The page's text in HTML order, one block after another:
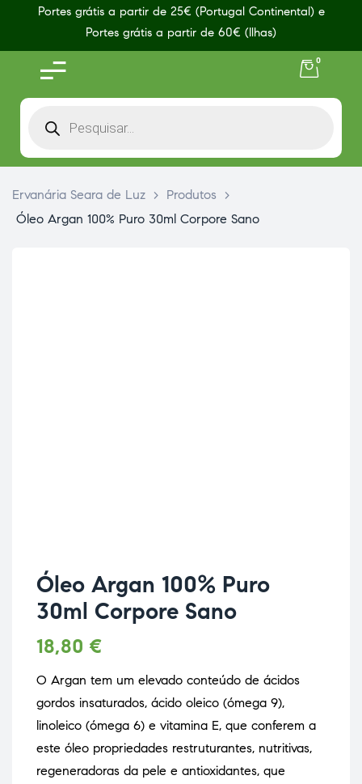
Portes grátis a partir de 25€ (Portugal Continental) e
Portes grátis a partir de 60€ (Ilhas)
0
Ervanária Seara de Luz > Produtos
>
Óleo Argan 100% Puro 30ml Corpore Sano
Óleo Argan 100% Puro
30ml Corpore Sano
18,80 €
O Argan tem um elevado conteúdo de ácidos
gordos insaturados, ácido oleico (ómega 9),
linoleico (ómega 6) e vitamina E, que conferem a
este óleo propriedades restruturantes, nutritivas,
regeneradoras da pele e antioxidantes, que